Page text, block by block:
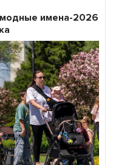
имена-2026